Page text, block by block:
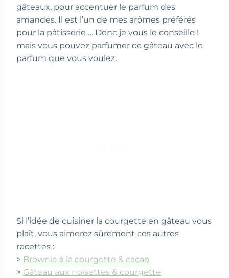
gâteaux, pour accentuer le parfum des
amandes. Il est l’un de mes arômes préférés
pour la pâtisserie … Donc je vous le conseille !
mais vous pouvez parfumer ce gâteau avec le
parfum que vous voulez.
Si l’idée de cuisiner la courgette en gâteau vous
plaît, vous aimerez sûrement ces autres
recettes :
> Brownie à la courgette & cacao
> Gâteau aux noisettes & courgette